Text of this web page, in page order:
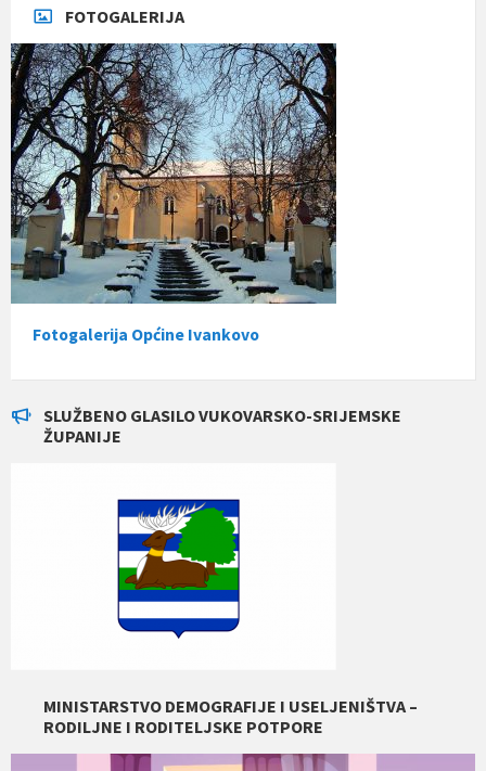
FOTOGALERIJA
Fotogalerija Općine Ivankovo
SLUŽBENO GLASILO VUKOVARSKO-SRIJEMSKE
ŽUPANIJE
MINISTARSTVO DEMOGRAFIJE I USELJENIŠTVA –
RODILJNE I RODITELJSKE POTPORE